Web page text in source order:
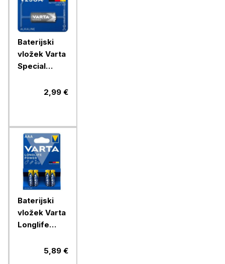
Baterijski
vložek Varta
Special
2,99 €
Baterijski
vložek Varta
Longlife
4/1 alkalni5,89 €